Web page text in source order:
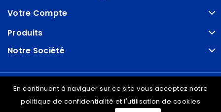
Votre Compte
Produits
Notre Société
© VDRAM - 2026
En continuant à naviguer sur ce site vous acceptez notre
politique de confidentialité et l'utilisation de cookies